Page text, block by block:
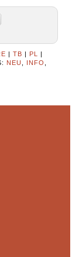
| TB | PL
|
NEU INFO